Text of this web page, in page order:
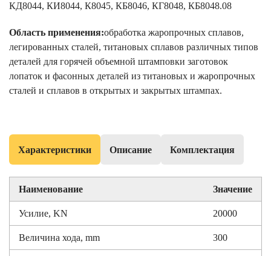
КД8044, КИ8044, К8045, КБ8046, КГ8048, КБ8048.08
Область применения:обработка жаропрочных сплавов,
легированных сталей, титановых сплавов различных типов
деталей для горячей объемной штамповки заготовок
лопаток и фасонных деталей из титановых и жаропрочных
сталей и сплавов в открытых и закрытых штампах.
Характеристики Описание Комплектация
Наименование Значение
Усилие, KN 20000
Величина хода, mm 300